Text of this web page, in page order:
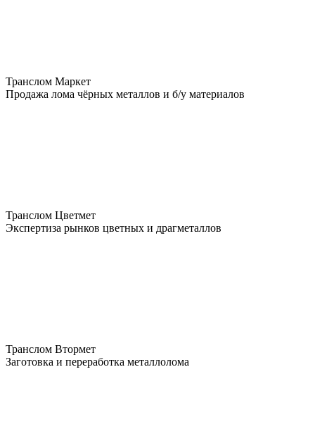
Транслом Маркет
Продажа лома чёрных металлов и б/у материалов
Транслом Цветмет
Экспертиза рынков цветных и драгметаллов
Транслом Втормет
Заготовка и переработка металлолома